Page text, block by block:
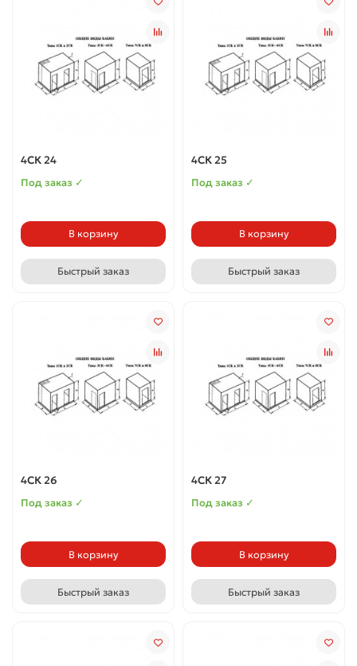
4СК 24
Под заказ ✓
В корзину
Быстрый заказ
4СК 25
Под заказ ✓
В корзину
Быстрый заказ
4СК 26
Под заказ ✓
В корзину
Быстрый заказ
4СК 27
Под заказ ✓
В корзину
Быстрый заказ